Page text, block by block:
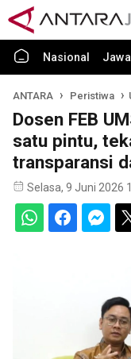
Nasional
ANTARA Peristiwa
Dosen FEB
satu pintu,
transparansi
Selasa, 9 Juni 2026